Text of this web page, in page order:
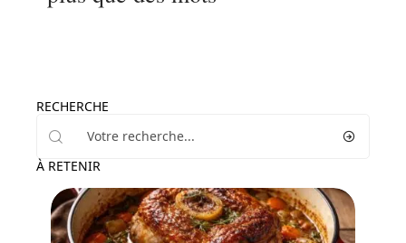
RECHERCHE
À RETENIR